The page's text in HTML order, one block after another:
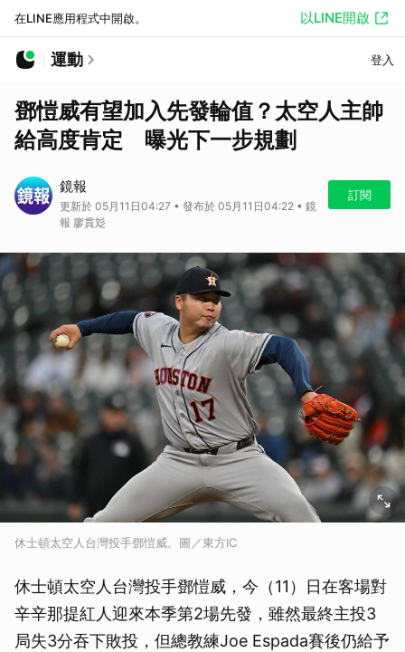
在LINE應用程式中開啟。 以LINE開啟
運動 登入
鄧愷威有望加入先發輪值？太空人主帥
給高度肯定 曝光下一步規劃
鏡報
更新於 05月11日04:27 • 發布於 05月11日04:22 • 鏡
報 廖貫彣
訂閱
休士頓太空人台灣投手鄧愷威。圖／東方IC
休士頓太空人台灣投手鄧愷威，今（11）日在客場對
辛辛那提紅人迎來本季第2場先發，雖然最終主投3
局失3分吞下敗投，但總教練Joe Espada賽後仍給予